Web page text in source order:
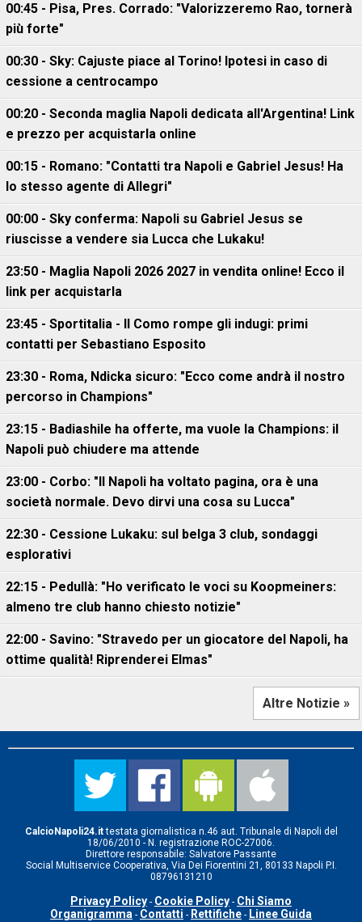
00:45 - Pisa, Pres. Corrado: "Valorizzeremo Rao, tornerà
più forte"
00:30 - Sky: Cajuste piace al Torino! Ipotesi in caso di
cessione a centrocampo
00:20 - Seconda maglia Napoli dedicata all'Argentina! Link
e prezzo per acquistarla online
00:15 - Romano: "Contatti tra Napoli e Gabriel Jesus! Ha
lo stesso agente di Allegri"
00:00 - Sky conferma: Napoli su Gabriel Jesus se
riuscisse a vendere sia Lucca che Lukaku!
23:50 - Maglia Napoli 2026 2027 in vendita online! Ecco il
link per acquistarla
23:45 - Sportitalia - Il Como rompe gli indugi: primi
contatti per Sebastiano Esposito
23:30 - Roma, Ndicka sicuro: "Ecco come andrà il nostro
percorso in Champions"
23:15 - Badiashile ha offerte, ma vuole la Champions: il
Napoli può chiudere ma attende
23:00 - Corbo: "Il Napoli ha voltato pagina, ora è una
società normale. Devo dirvi una cosa su Lucca"
22:30 - Cessione Lukaku: sul belga 3 club, sondaggi
esplorativi
22:15 - Pedullà: "Ho verificato le voci su Koopmeiners:
almeno tre club hanno chiesto notizie"
22:00 - Savino: "Stravedo per un giocatore del Napoli, ha
ottime qualità! Riprenderei Elmas"
Altre Notizie »
CalcioNapoli24.ittestata giornalistica n.46 aut. Tribunale di Napoli del
18/06/2010 - N. registrazione ROC-27006.
Direttore responsabile: Salvatore Passante
Social Multiservice Cooperativa, Via Dei Fiorentini 21, 80133 Napoli P.I.
08796131210
Privacy Policy - Cookie Policy - Chi Siamo
Organigramma - Contatti - Rettifiche - Linee Guida